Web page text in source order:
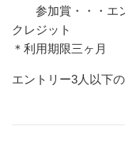
参加賞・・・エン
クレジット
＊利用期限三ヶ月
エントリー3人以下